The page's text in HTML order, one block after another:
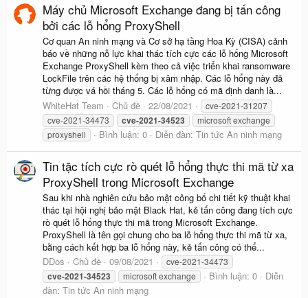
Máy chủ Microsoft Exchange đang bị tấn công
bởi các lỗ hổng ProxyShell
Cơ quan An ninh mạng và Cơ sở hạ tầng Hoa Kỳ (CISA) cảnh
báo về những nỗ lực khai thác tích cực các lỗ hổng Microsoft
Exchange ProxyShell kèm theo cả việc triển khai ransomware
LockFile trên các hệ thống bị xâm nhập. Các lỗ hổng này đã
từng được vá hồi tháng 5. Các lỗ hổng có mã định danh là...
WhiteHat Team
Chủ đề 22/08/2021
cve-2021-31207
cve-2021-34473
cve-2021-34523
microsoft exchange
proxyshell
Bình luận: 0 Diễn đàn: Tin tức An ninh mạng
Tin tặc tích cực rò quét lỗ hổng thực thi mã từ xa
ProxyShell trong Microsoft Exchange
Sau khi nhà nghiên cứu bảo mật công bố chi tiết kỹ thuật khai
thác tại hội nghị bảo mật Black Hat, kẻ tấn công đang tích cực
rò quét lỗ hổng thực thi mã trong Microsoft Exchange.
ProxyShell là tên gọi chung cho ba lỗ hổng thực thi mã từ xa,
bằng cách kết hợp ba lỗ hổng này, kẻ tấn công có thể...
DDos
Chủ đề 09/08/2021 cve-2021-34473
cve-2021-34523 microsoft exchange Bình luận: 0
Diễn
đàn: Tin tức An ninh mạng